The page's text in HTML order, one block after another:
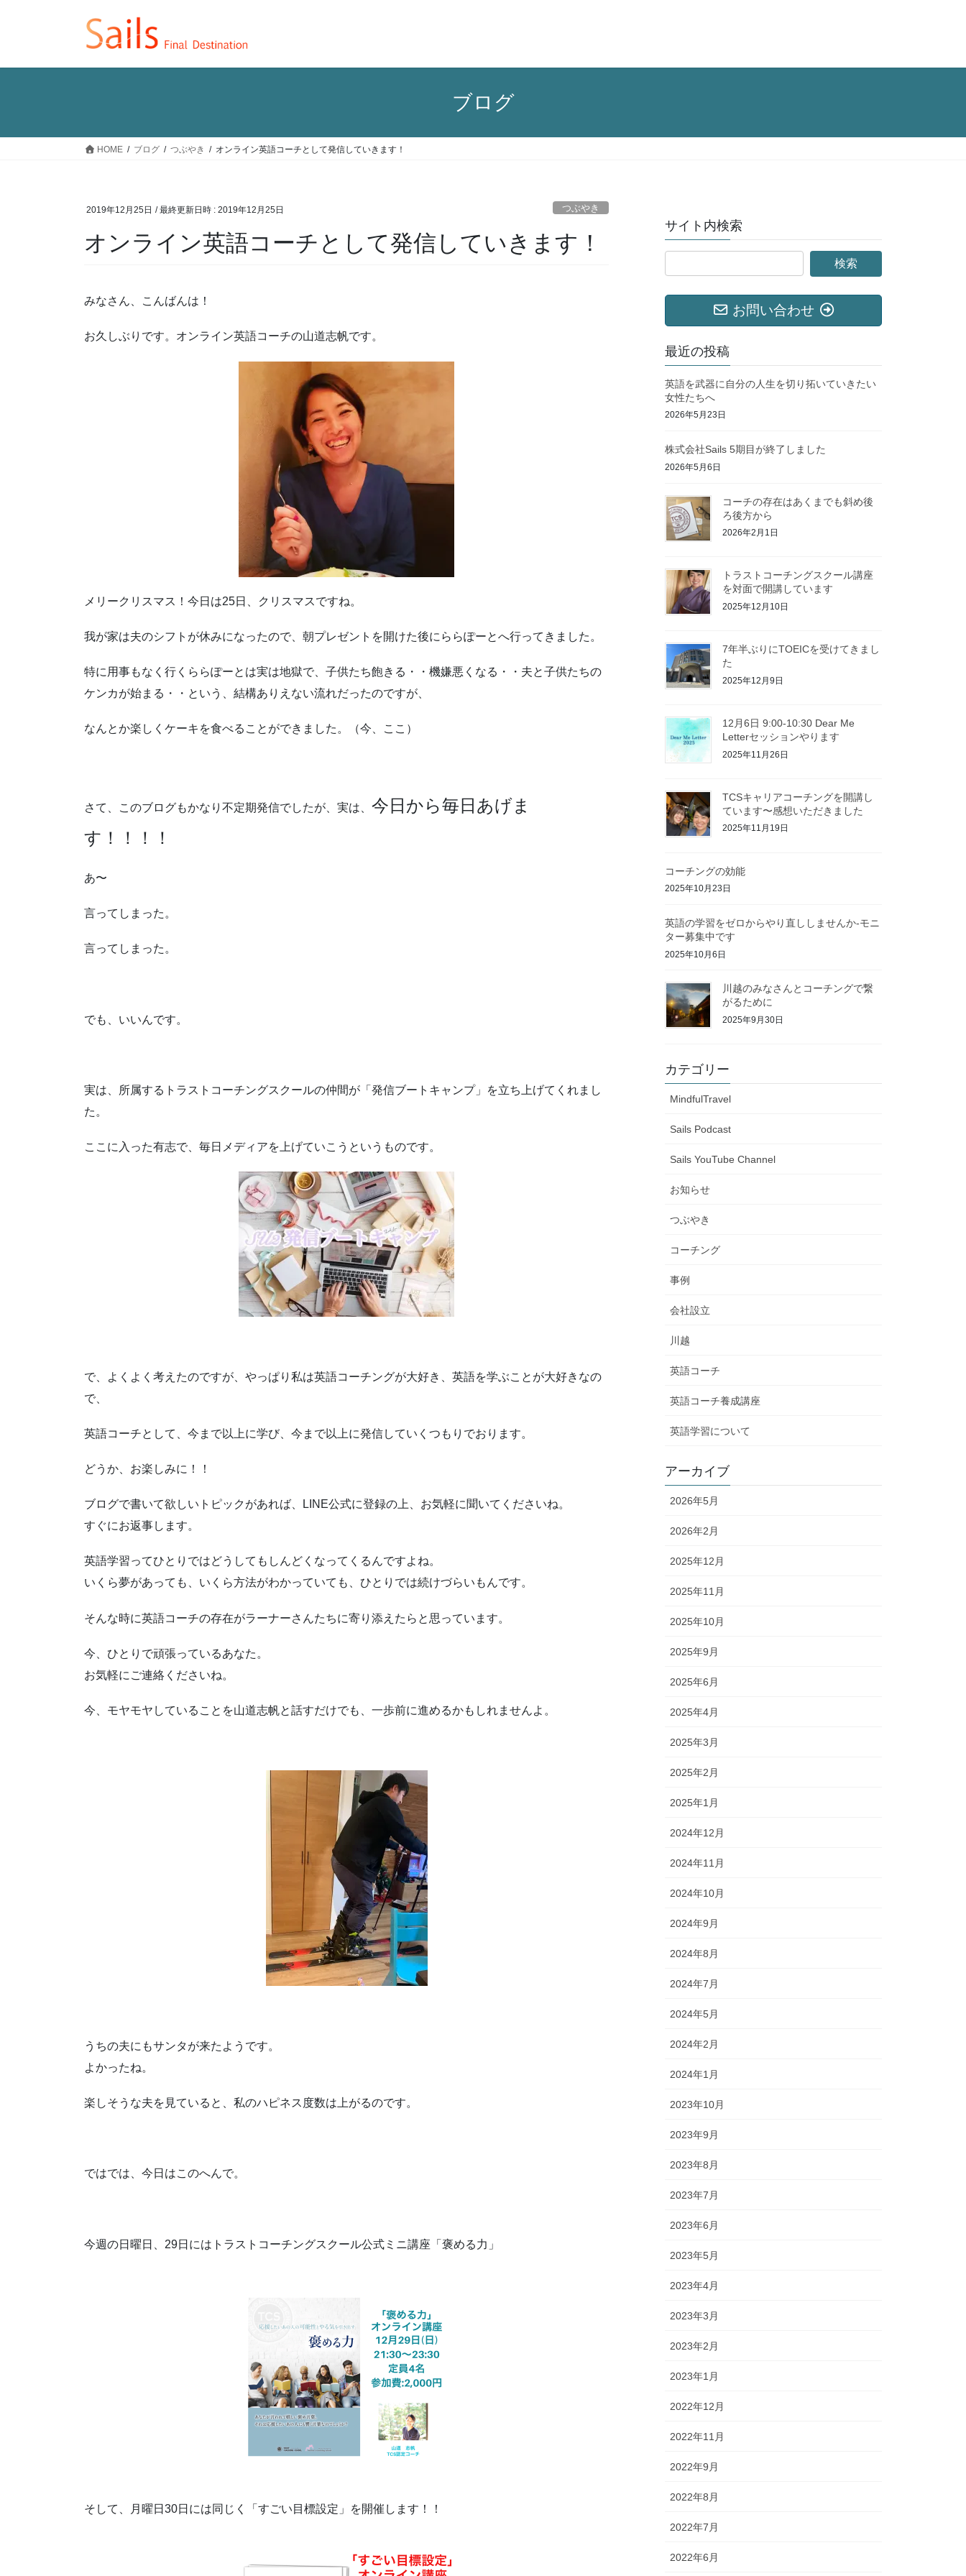
ブログ
HOME ブログ つぶやき オンライン英語コーチとして発信していきます！
2019年12月25日 / 最終更新日時 : 2019年12月25日 つぶやき
オンライン英語コーチとして発信していきます！
みなさん、こんばんは！
お久しぶりです。オンライン英語コーチの山道志帆です。
メリークリスマス！今日は25日、クリスマスですね。
我が家は夫のシフトが休みになったので、朝プレゼントを開けた後にららぽーとへ行ってきました。
特に用事もなく行くららぽーとは実は地獄で、子供たち飽きる・・機嫌悪くなる・・夫と子供たちの
ケンカが始まる・・という、結構ありえない流れだったのですが、
なんとか楽しくケーキを食べることができました。（今、ここ）
さて、このブログもかなり不定期発信でしたが、実は、 今日から毎日あげま
す！！！！
あ〜
言ってしまった。
言ってしまった。
でも、いいんです。
実は、所属するトラストコーチングスクールの仲間が「発信ブートキャンプ」を立ち上げてくれまし
た。
ここに入った有志で、毎日メディアを上げていこうというものです。
で、よくよく考えたのですが、やっぱり私は英語コーチングが大好き、英語を学ぶことが大好きなの
で、
英語コーチとして、今まで以上に学び、今まで以上に発信していくつもりでおります。
どうか、お楽しみに！！
ブログで書いて欲しいトピックがあれば、LINE公式に登録の上、お気軽に聞いてくださいね。
すぐにお返事します。
英語学習ってひとりではどうしてもしんどくなってくるんですよね。
いくら夢があっても、いくら方法がわかっていても、ひとりでは続けづらいもんです。
そんな時に英語コーチの存在がラーナーさんたちに寄り添えたらと思っています。
今、ひとりで頑張っているあなた。
お気軽にご連絡くださいね。
今、モヤモヤしていることを山道志帆と話すだけでも、一歩前に進めるかもしれませんよ。
うちの夫にもサンタが来たようです。
よかったね。
楽しそうな夫を見ていると、私のハピネス度数は上がるのです。
ではでは、今日はこのへんで。
今週の日曜日、29日にはトラストコーチングスクール公式ミニ講座「褒める力」
そして、月曜日30日には同じく「すごい目標設定」を開催します！！
サイト内検索
お問い合わせ
最近の投稿
英語を武器に自分の人生を切り拓いていきたい
女性たちへ
2026年5月23日
株式会社Sails 5期目が終了しました
2026年5月6日
コーチの存在はあくまでも斜め後
ろ後方から
2026年2月1日
トラストコーチングスクール講座
を対面で開講しています
2025年12月10日
7年半ぶりにTOEICを受けてきまし
た
2025年12月9日
12月6日 9:00-10:30 Dear Me
Letterセッションやります
2025年11月26日
TCSキャリアコーチングを開講し
ています〜感想いただきました
2025年11月19日
コーチングの効能
2025年10月23日
英語の学習をゼロからやり直ししませんか-モニ
ター募集中です
2025年10月6日
川越のみなさんとコーチングで繋
がるために
2025年9月30日
カテゴリー
MindfulTravel
Sails Podcast
Sails YouTube Channel
お知らせ
つぶやき
コーチング
事例
会社設立
川越
英語コーチ
英語コーチ養成講座
英語学習について
アーカイブ
2026年5月
2026年2月
2025年12月
2025年11月
2025年10月
2025年9月
2025年6月
2025年4月
2025年3月
2025年2月
2025年1月
2024年12月
2024年11月
2024年10月
2024年9月
2024年8月
2024年7月
2024年5月
2024年2月
2024年1月
2023年10月
2023年9月
2023年8月
2023年7月
2023年6月
2023年5月
2023年4月
2023年3月
2023年2月
2023年1月
2022年12月
2022年11月
2022年9月
2022年8月
2022年7月
2022年6月